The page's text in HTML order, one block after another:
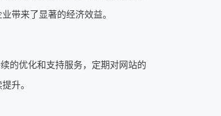
带来了显著的经济效益。
的优化和支持服务，定期对网站的
升。